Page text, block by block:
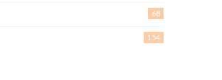
68
154